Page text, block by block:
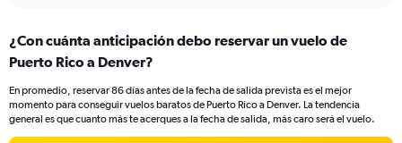
Range:
6
The
chart
¿Con cuánta anticipación debo reservar un vuelo de
Puerto Rico a Denver?
En promedio, reservar 86 días antes de la fecha de salida prevista es el mejor
momento para conseguir vuelos baratos de Puerto Rico a Denver. La tendencia
general es que cuanto más te acerques a la fecha de salida, más caro será el vuelo.